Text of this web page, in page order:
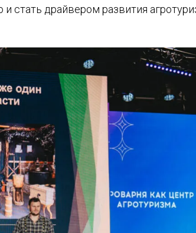
стать драйвером развития